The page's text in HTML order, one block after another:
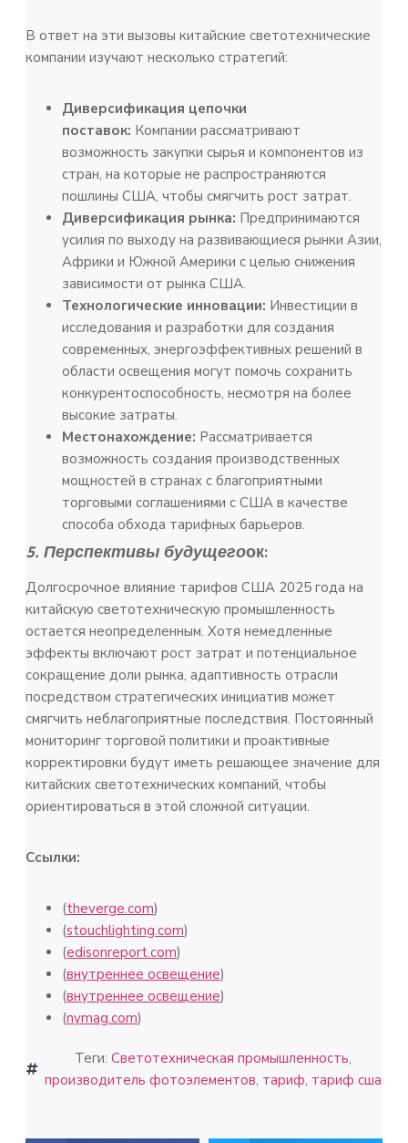
В ответ на эти вызовы китайские светотехнические
компании изучают несколько стратегий:
Диверсификация цепочки
поставок: Компании рассматривают
возможность закупки сырья и компонентов из
стран, на которые не распространяются
пошлины США, чтобы смягчить рост затрат.
Диверсификация рынка: Предпринимаются
усилия по выходу на развивающиеся рынки Азии,
Африки и Южной Америки с целью снижения
зависимости от рынка США.
Технологические инновации: Инвестиции в
исследования и разработки для создания
современных, энергоэффективных решений в
области освещения могут помочь сохранить
конкурентоспособность, несмотря на более
высокие затраты.
Местонахождение: Рассматривается
возможность создания производственных
мощностей в странах с благоприятными
торговыми соглашениями с США в качестве
способа обхода тарифных барьеров.
5. Перспективы будущегоок:
Долгосрочное влияние тарифов США 2025 года на
китайскую светотехническую промышленность
остается неопределенным. Хотя немедленные
эффекты включают рост затрат и потенциальное
сокращение доли рынка, адаптивность отрасли
посредством стратегических инициатив может
смягчить неблагоприятные последствия. Постоянный
мониторинг торговой политики и проактивные
корректировки будут иметь решающее значение для
китайских светотехнических компаний, чтобы
ориентироваться в этой сложной ситуации.
Ссылки:
(theverge.com)
(stouchlighting.com)
(edisonreport.com)
(внутреннее освещение)
(внутреннее освещение)
(nymag.com)
Теги: Светотехническая промышленность,
производитель фотоэлементов, тариф, тариф сша